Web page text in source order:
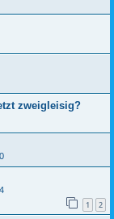
zweigleisig?
1 2